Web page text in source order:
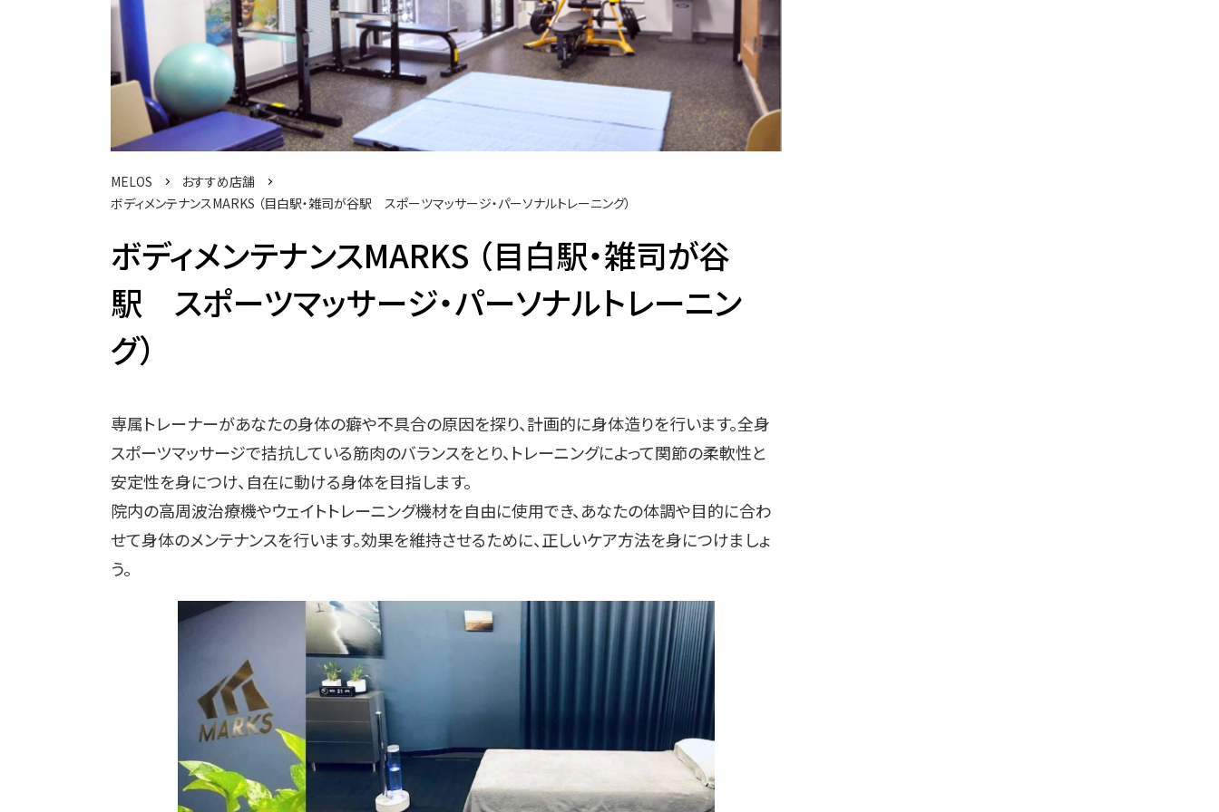
MELOS
おすすめ店舗
ボディメンテナンスMARKS （目白駅・雑司が谷駅 スポーツマッサージ・パーソナルトレーニング）
ボディメンテナンスMARKS （目白駅・雑司が谷
駅 スポーツマッサージ・パーソナルトレーニン
グ）
専属トレーナーがあなたの身体の癖や不具合の原因を探り、計画的に身体造りを行います。全身
スポーツマッサージで拮抗している筋肉のバランスをとり、トレーニングによって関節の柔軟性と
安定性を身につけ、自在に動ける身体を目指します。
院内の高周波治療機やウェイトトレーニング機材を自由に使用でき、あなたの体調や目的に合わ
せて身体のメンテナンスを行います。効果を維持させるために、正しいケア方法を身につけましょ
う。